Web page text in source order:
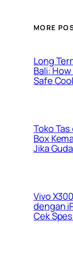
MORE
Long
Bali:
Safe
Toko
Box
Jika
Vivo
dengan
Cek